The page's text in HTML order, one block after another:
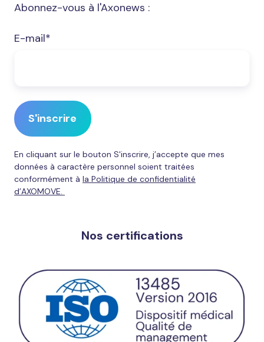
Abonnez-vous à l'Axonews :
E-mail*
En cliquant sur le bouton S'inscrire, j’accepte que mes
données à caractère personnel soient traitées
conformément à la Politique de confidentialité
d’AXOMOVE.
Nos certifications